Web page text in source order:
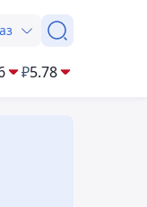
₽5.78